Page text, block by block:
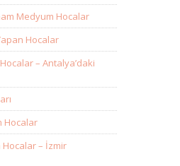
Medyum Hocalar
Hocalar
– Antalya’daki
Hocalar
– İzmir